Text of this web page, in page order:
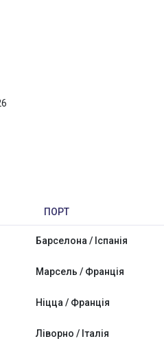
ПОРТ
Барселона / Іспанія
Марсель / Франція
Ніцца / Франція
Ліворно / Італія